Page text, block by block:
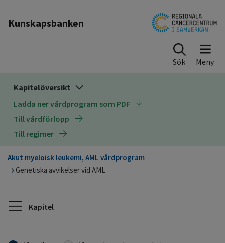
Kunskapsbanken
Sök
Kapitelöversikt
Ladda ner vårdprogram som PDF
Till vårdförlopp
Till regimer
Akut myeloisk leukemi, AML vårdprogram
Genetiska avvikelser vid AML
Kapitel